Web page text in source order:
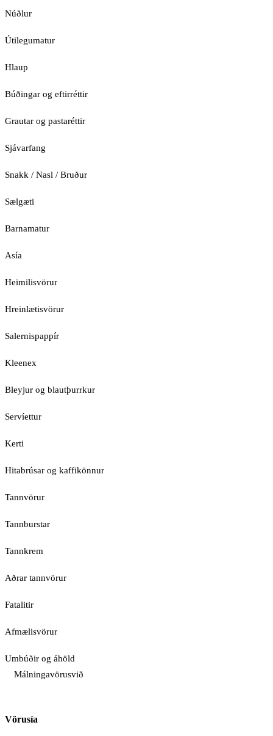
Núðlur
Útilegumatur
Hlaup
Búðingar og eftirréttir
Grautar og pastaréttir
Sjávarfang
Snakk / Nasl / Bruður
Sælgæti
Barnamatur
Asía
Heimilisvörur
Hreinlætisvörur
Salernispappír
Kleenex
Bleyjur og blautþurrkur
Servíettur
Kerti
Hitabrúsar og kaffikönnur
Tannvörur
Tannburstar
Tannkrem
Aðrar tannvörur
Fatalitir
Afmælisvörur
Umbúðir og áhöld
Málningavörusvið
Vörusía